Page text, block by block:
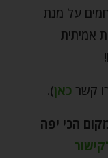
על מנת
אמיתית
קשר כאן).
הכי יפה